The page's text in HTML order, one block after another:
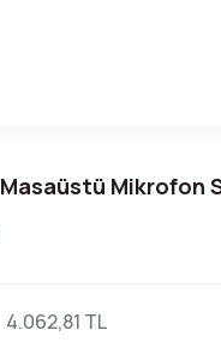
Mikrofon
4.062,81 TL